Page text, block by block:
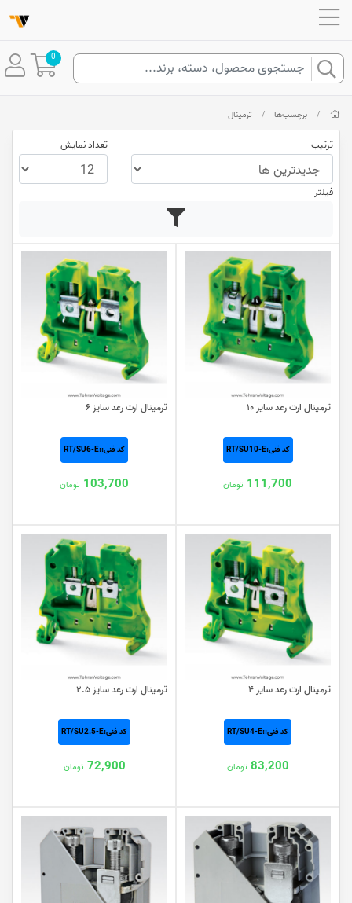
0
/ برچسب‌ها / ترمینال
ترتیب تعداد نمایش
فیلتر
ترمینال ارت رعد سایز ۱۰
کد فنی:RT/SU10-E
111,700 تومان
ترمینال ارت رعد سایز ۶
کد فنی::RT/SU6-E
103,700 تومان
ترمینال ارت رعد سایز ۴
کد فنی::RT/SU4-E
83,200 تومان
ترمینال ارت رعد سایز ۲.۵
کد فنی:RT/SU2.5-E
72,900 تومان